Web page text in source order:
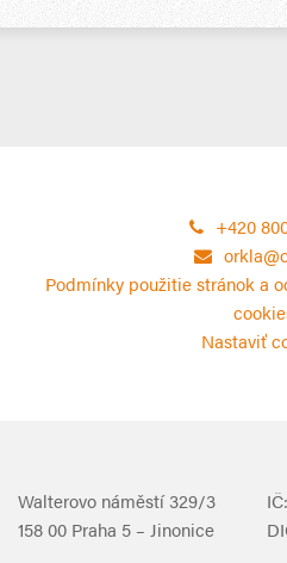
+420
Podmínky použitie stránok a
Nastaviť
Walterovo náměstí 329/3
158 00 Praha 5 – Jinonice
IČ: